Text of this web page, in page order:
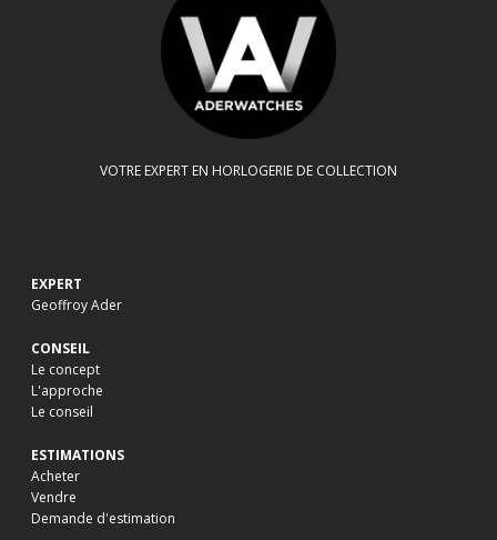
VOTRE EXPERT EN HORLOGERIE DE COLLECTION
EXPERT
Geoffroy Ader
CONSEIL
Le concept
L'approche
Le conseil
ESTIMATIONS
Acheter
Vendre
Demande d'estimation